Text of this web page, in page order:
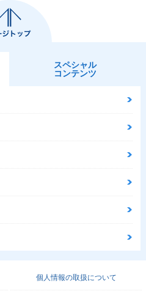
スペシャル
コンテンツ
個人情報の取扱について